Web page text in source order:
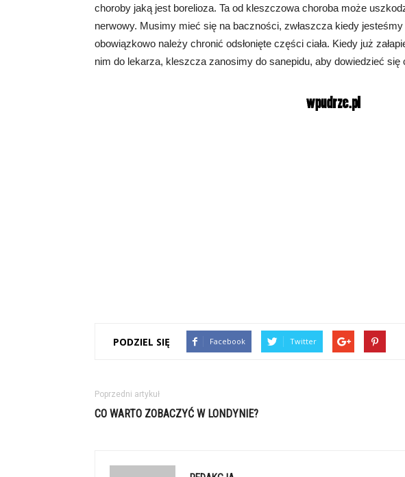
choroby jaką jest borelioza. Ta od kleszczowa choroba może
nerwowy. Musimy mieć się na baczności, zwłaszcza kiedy
obowiązkowo należy chronić odsłonięte części ciała. Kiedy już
nim do lekarza, kleszcza zanosimy do sanepidu, aby dowiedzieć się
PODZIEL SIĘ Facebook Twitter
Poprzedni artykuł
CO WARTO ZOBACZYĆ W LONDYNIE?